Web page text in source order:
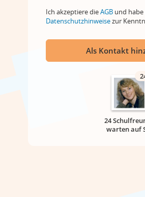
Ich akzeptiere dieAGB und habe
Datenschutzhinweisezur
Als Kontakt
24
warten auf